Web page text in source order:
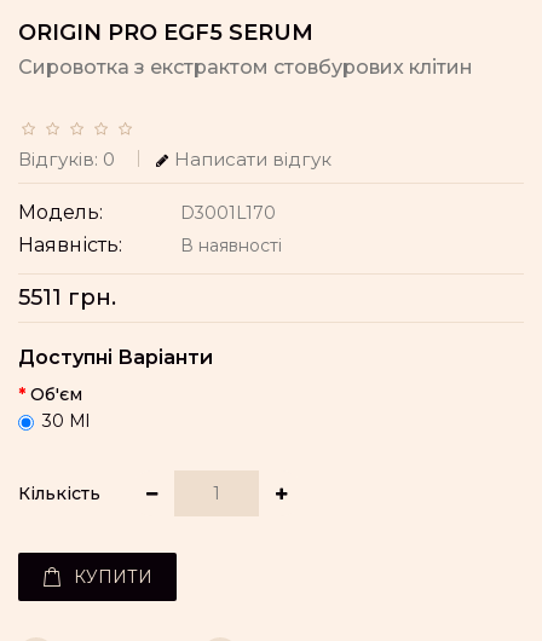
ORIGIN PRO EGF5 SERUM
Сировотка з екстрактом стовбурових клітин
Відгуків: 0 Написати відгук
Модель: D3001L170
Наявність: В наявності
5511 грн.
Доступні Варіанти
Об'єм
30 Ml
Кількість
КУПИТИ